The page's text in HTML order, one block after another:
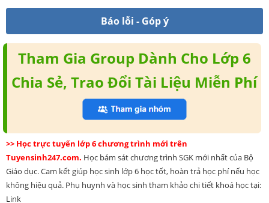
Báo lỗi - Góp ý
Tham Gia Group Dành Cho Lớp 6
Chia Sẻ, Trao Đổi Tài Liệu Miễn Phí
>> Học trực tuyến lớp 6 chương trình mới trên
Tuyensinh247.com. Học bám sát chương trình SGK mới nhất của Bộ
Giáo dục. Cam kết giúp học sinh lớp 6 học tốt, hoàn trả học phí nếu học
không hiệu quả. Phụ huynh và học sinh tham khảo chi tiết khoá học tại:
Link